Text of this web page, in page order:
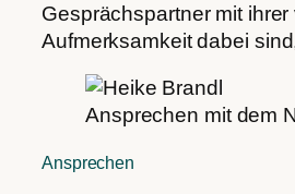
Gesprächspartner mit ihrer
Aufmerksamkeit dabei
Ansprechen mit dem
Ansprechen